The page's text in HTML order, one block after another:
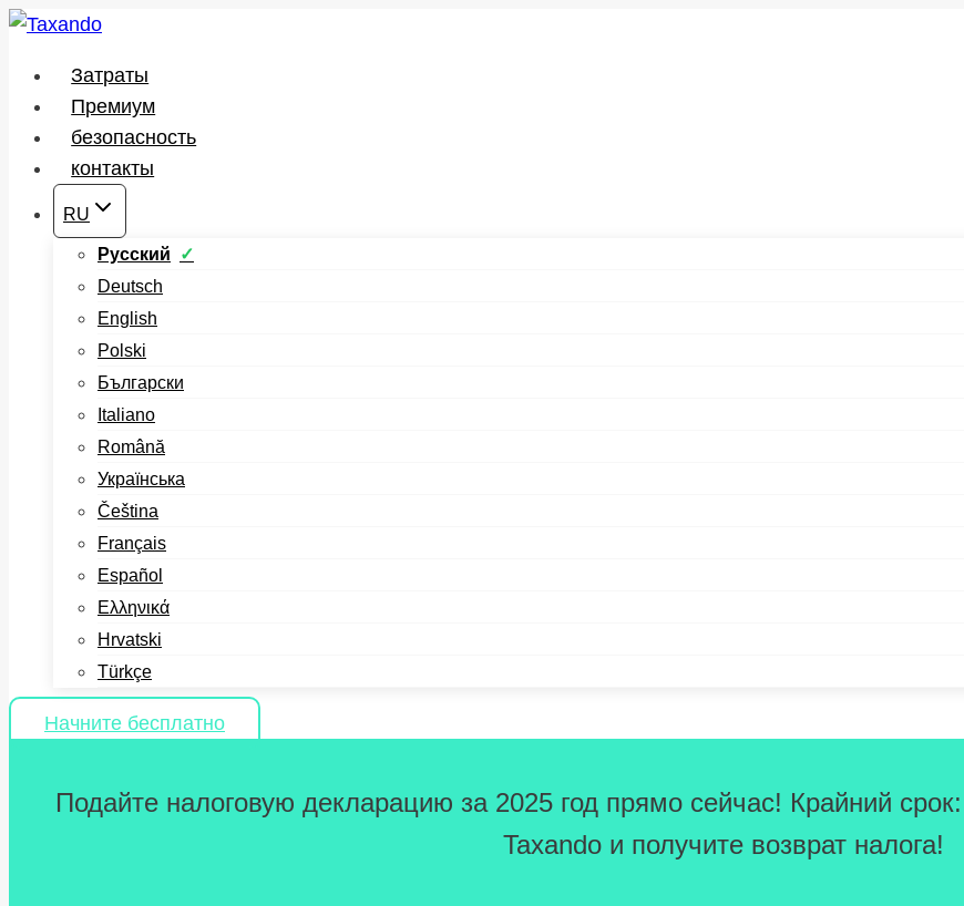
Перейти
содержимому
Затраты
Премиум
безопасность
контакты
RU
Русский
Deutsch
English
Polski
Български
Italiano
Română
Українська
Čeština
Français
Español
Ελληνικά
Hrvatski
Türkçe
Начните бесплатно
Подайте налоговую декларацию за 2025 год прямо сейчас! Крайний
Taxando и получите возврат налога!